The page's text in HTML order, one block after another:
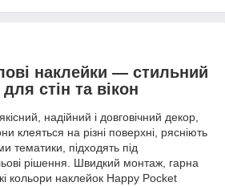
наклейки — стильний
стін та вікон
надійний і довговічний декор,
клеяться на різні поверхні, рясніють
тематики, підходять під
рішення. Швидкий монтаж, гарна
кольори наклейок Happy Pocket